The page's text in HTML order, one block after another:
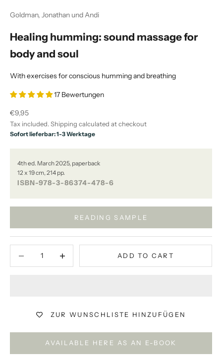
Goldman, Jonathan und Andi
Healing humming: sound massage for
body and soul
With exercises for conscious humming and breathing
17 Bewertungen
Sale price
€9,95
Tax included.Shipping calculated at checkout
Sofort lieferbar: 1-3 Werktage
4th ed. March 2025, paperback
12 x 19 cm, 214 pp.
ISBN-978-3-86374-478-6
READING SAMPLE
ADD TO CART
ZUR WUNSCHLISTE HINZUFÜGEN
AVAILABLE HERE AS AN E-BOOK